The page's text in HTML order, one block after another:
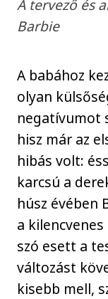
A tervező és
Barbie
A babához
olyan
negatívumot
hisz már az
hibás volt:
karcsú a
húsz évében
a
szó esett a
változást
kisebb mell,